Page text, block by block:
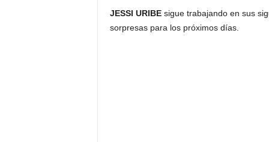
JESSI URIBEsigue trabajando en sus
sorpresas para los próximos días.